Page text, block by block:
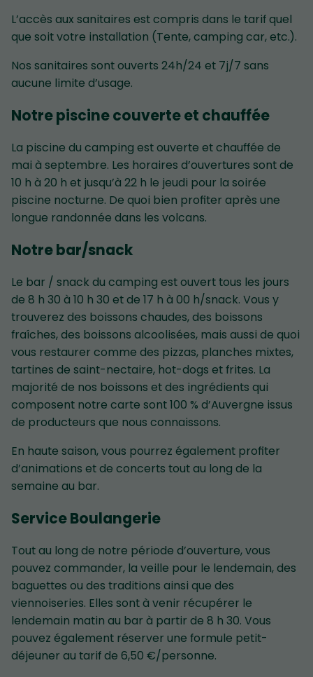
L’accès aux sanitaires est compris dans le tarif quel
que soit votre installation (Tente, camping car, etc.).
Nos sanitaires sont ouverts 24h/24 et 7j/7 sans
aucune limite d’usage.
Notre piscine couverte et chauffée
La piscine du camping est ouverte et chauffée de
mai à septembre. Les horaires d’ouvertures sont de
10 h à 20 h et jusqu’à 22 h le jeudi pour la soirée
piscine nocturne. De quoi bien profiter après une
longue randonnée dans les volcans.
Notre bar/snack
Le bar / snack du camping est ouvert tous les jours
de 8 h 30 à 10 h 30 et de 17 h à 00 h/snack. Vous y
trouverez des boissons chaudes, des boissons
fraîches, des boissons alcoolisées, mais aussi de quoi
vous restaurer comme des pizzas, planches mixtes,
tartines de saint-nectaire, hot-dogs et frites. La
majorité de nos boissons et des ingrédients qui
composent notre carte sont 100 % d’Auvergne issus
de producteurs que nous connaissons.
En haute saison, vous pourrez également profiter
d’animations et de concerts tout au long de la
semaine au bar.
Service Boulangerie
Tout au long de notre période d’ouverture, vous
pouvez commander, la veille pour le lendemain, des
baguettes ou des traditions ainsi que des
viennoiseries. Elles sont à venir récupérer le
lendemain matin au bar à partir de 8 h 30. Vous
pouvez également réserver une formule petit-
déjeuner au tarif de 6,50 €/personne.